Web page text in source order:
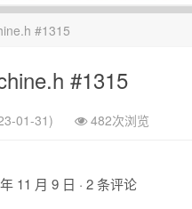
#1315
#1315
01-31) 482次浏览
11 月 9 日 · 2 条评论